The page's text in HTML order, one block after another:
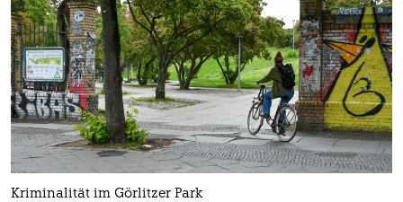
Kriminalität im Görlitzer Park